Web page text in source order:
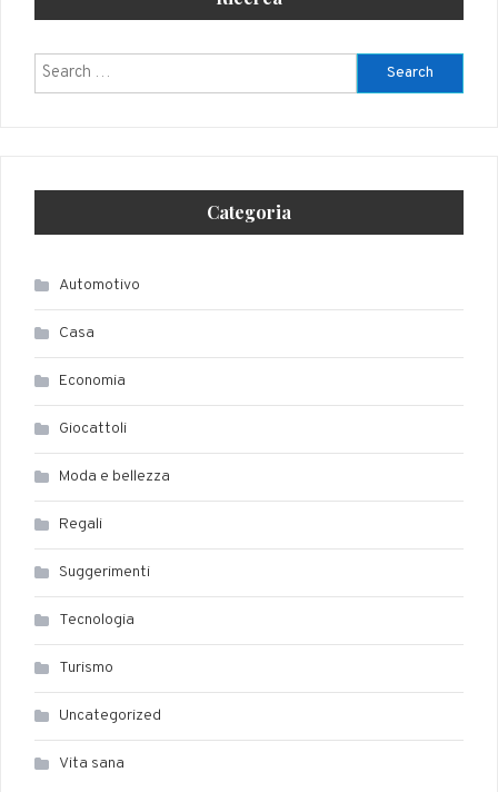
Search
for:
Categoria
Automotivo
Casa
Economia
Giocattoli
Moda e bellezza
Regali
Suggerimenti
Tecnologia
Turismo
Uncategorized
Vita sana